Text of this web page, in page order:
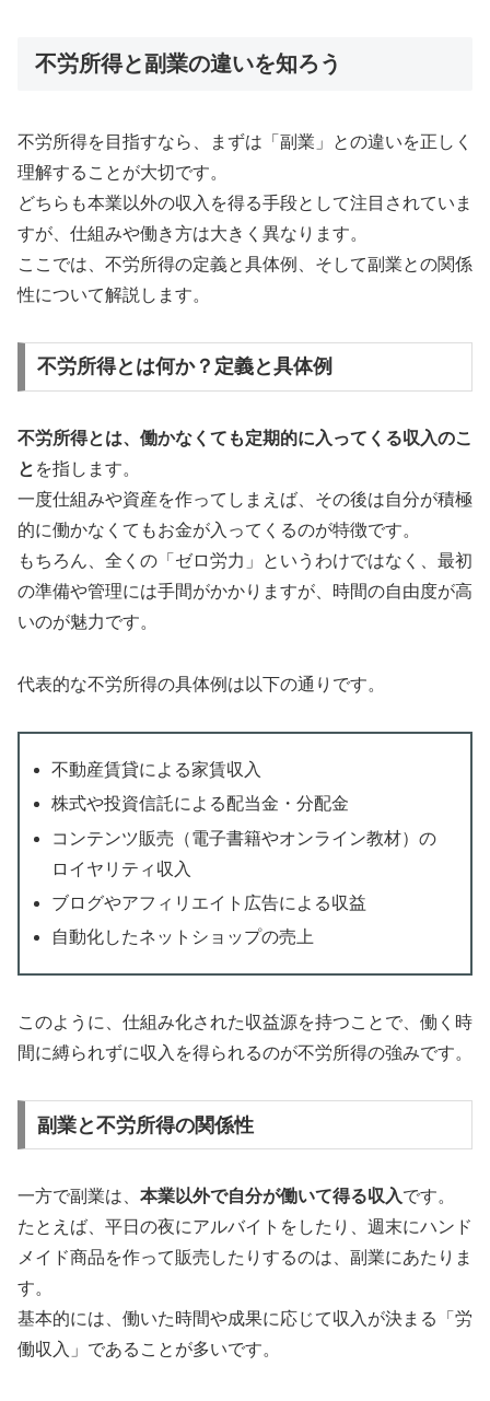
不労所得と副業の違いを知ろう
不労所得を目指すなら、まずは「副業」との違いを正しく
理解することが大切です。
どちらも本業以外の収入を得る手段として注目されていま
すが、仕組みや働き方は大きく異なります。
ここでは、不労所得の定義と具体例、そして副業との関係
性について解説します。
不労所得とは何か？定義と具体例
不労所得とは、働かなくても定期的に入ってくる収入のこ
と を指します。
一度仕組みや資産を作ってしまえば、その後は自分が積極
的に働かなくてもお金が入ってくるのが特徴です。
もちろん、全くの「ゼロ労力」というわけではなく、最初
の準備や管理には手間がかかりますが、時間の自由度が高
いのが魅力です。
代表的な不労所得の具体例は以下の通りです。
不動産賃貸による家賃収入
株式や投資信託による配当金・分配金
コンテンツ販売（電子書籍やオンライン教材）の
ロイヤリティ収入
ブログやアフィリエイト広告による収益
自動化したネットショップの売上
このように、仕組み化された収益源を持つことで、働く時
間に縛られずに収入を得られるのが不労所得の強みです。
副業と不労所得の関係性
一方で副業は、 本業以外で自分が働いて得る収入です。
たとえば、平日の夜にアルバイトをしたり、週末にハンド
メイド商品を作って販売したりするのは、副業にあたりま
す。
基本的には、働いた時間や成果に応じて収入が決まる「労
働収入」であることが多いです。